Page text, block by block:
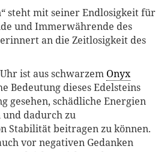
steht mit seiner Endlosigkeit für
und Immerwährende des
an die Zeitlosigkeit des
ist aus schwarzem Onyx
Bedeutung dieses Edelsteins
gesehen, schädliche Energien
dadurch zu
Stabilität beitragen zu können.
vor negativen Gedanken